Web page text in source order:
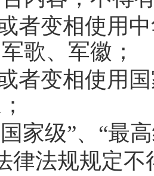
或者变相使用
歌、军徽；
或者变相使用
国家级”、“最
律法规规定